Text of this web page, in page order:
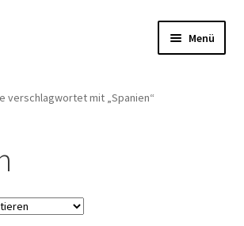
Menü
verschlagwortet mit „Spanien“